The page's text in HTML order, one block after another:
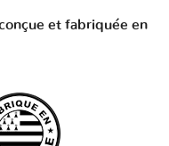
et fabriquée en